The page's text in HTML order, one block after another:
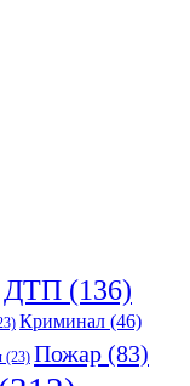
ДТП (136)
Криминал (46)
(23) Пожар (83)